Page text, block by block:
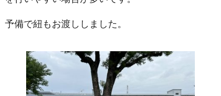
予備で紐もお渡ししました。